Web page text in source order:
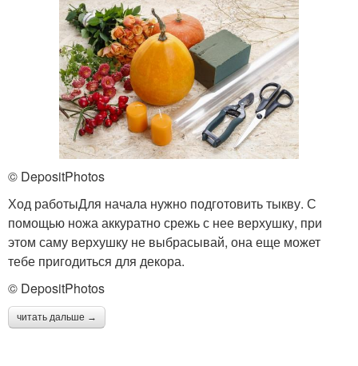
© DepositPhotos
Ход работыДля начала нужно подготовить тыкву. С
помощью ножа аккуратно срежь с нее верхушку, при
этом саму верхушку не выбрасывай, она еще может
тебе пригодиться для декора.
© DepositPhotos
читать дальше →